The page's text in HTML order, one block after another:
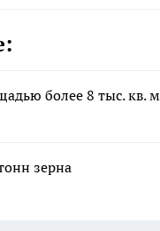
более 8 тыс. кв. м
зерна